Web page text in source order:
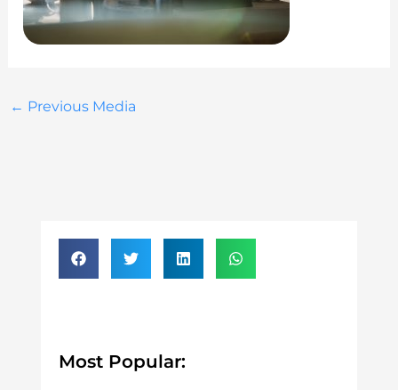
← Previous Media
Most Popular: